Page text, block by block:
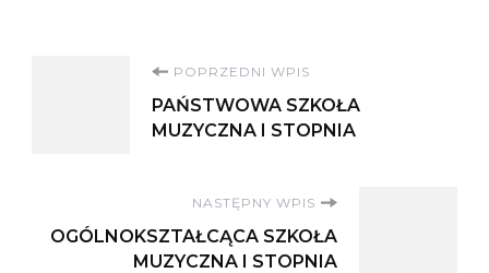
Nawigacja
wpisu
POPRZEDNI WPIS
PAŃSTWOWA SZKOŁA
MUZYCZNA I STOPNIA
NASTĘPNY WPIS
OGÓLNOKSZTAŁCĄCA SZKOŁA
MUZYCZNA I STOPNIA